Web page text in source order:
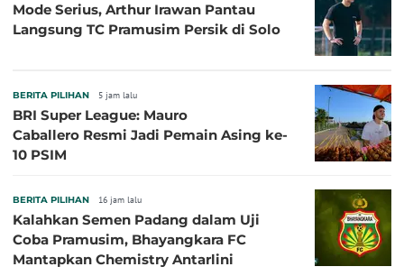
Mode Serius, Arthur Irawan Pantau
Langsung TC Pramusim Persik di Solo
BERITA PILIHAN 5 jam lalu
BRI Super League: Mauro
Caballero Resmi Jadi Pemain Asing ke-
10 PSIM
BERITA PILIHAN 16 jam lalu
Kalahkan Semen Padang dalam Uji
Coba Pramusim, Bhayangkara FC
Mantapkan Chemistry Antarlini